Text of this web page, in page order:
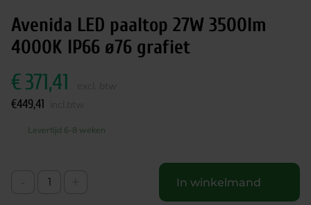
Avenida LED paaltop 27W 3500lm
4000K IP66 ø76 grafiet
€371,41
€449,41
Levertijd 6-8 weken
In winkelmand